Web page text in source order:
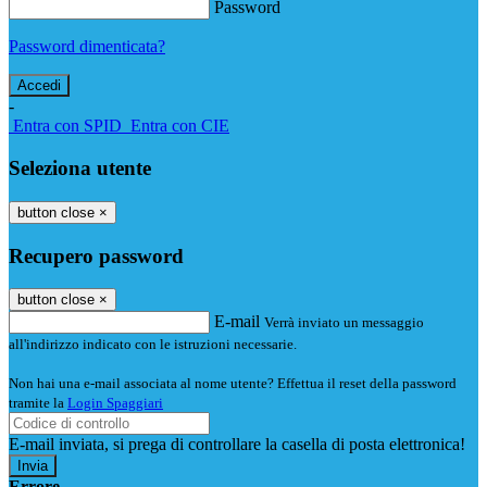
Password
Password dimenticata?
-
Entra con SPID Entra con CIE
Seleziona utente
button close ×
Recupero password
button close ×
E-mail Verrà inviato un messaggio
all'indirizzo indicato con le istruzioni necessarie.
Non hai una e-mail associata al nome utente? Effettua il reset della password
tramite la Login Spaggiari
E-mail inviata, si prega di controllare la casella di posta elettronica!